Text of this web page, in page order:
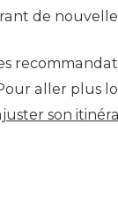
de
aller plus
son